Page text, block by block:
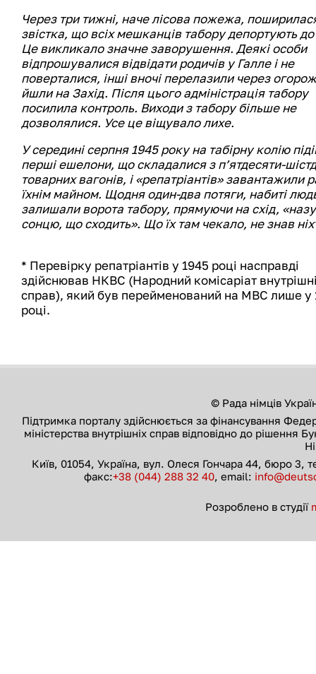
Через три тижні, наче лісова пожежа,
звістка, що всіх мешканців табору депортують
Це викликало значне заворушення. Деякі особи
відпрошувалися відвідати родичів у Галле і не
поверталися, інші вночі перелазили через
йшли на Захід. Після цього адміністрація табору
посилила контроль. Виходи з табору більше не
дозволялися. Усе це віщувало лихе.
У середині серпня 1945 року на табірну колію
перші ешелони, що складалися з п’ятдесяти-
товарних вагонів, і «репатріантів» завантажили
їхнім майном. Щодня один-два потяги, набиті
залишали ворота табору, прямуючи на схід,
сонцю, що сходить». Що їх там чекало, не знав
* Перевірку репатріантів у 1945 році насправді
здійснював НКВС (Народний комісаріат
справ), який був перейменований на МВС лише у
році.
© Рада німців
Підтримка порталу здійснюється за фінансування
міністерства внутрішніх справ відповідно до рішення
Київ, 01054, Україна, вул. Олеся Гончара 44, бюро 3,
факс:+38 (044) 288 32 40, email:
Розроблено в студії